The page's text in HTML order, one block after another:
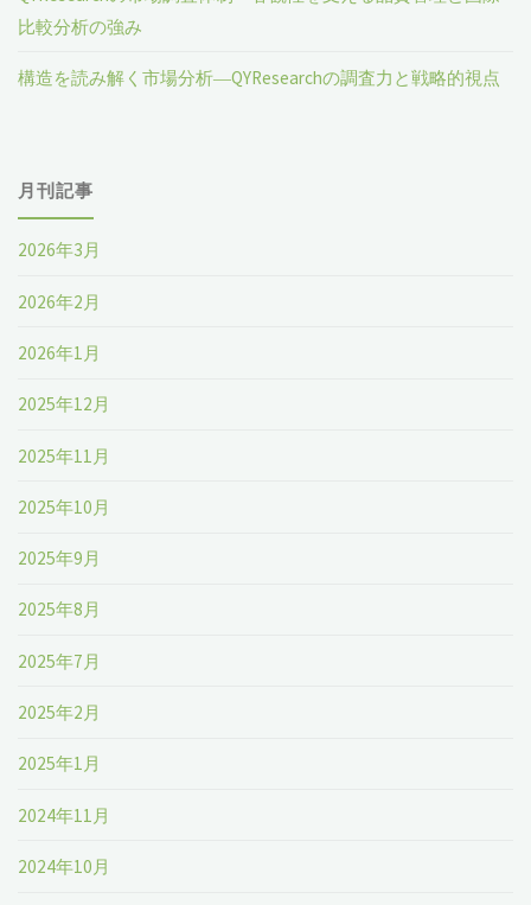
比較分析の強み
構造を読み解く市場分析―QYResearchの調査力と戦略的視点
月刊記事
2026年3月
2026年2月
2026年1月
2025年12月
2025年11月
2025年10月
2025年9月
2025年8月
2025年7月
2025年2月
2025年1月
2024年11月
2024年10月